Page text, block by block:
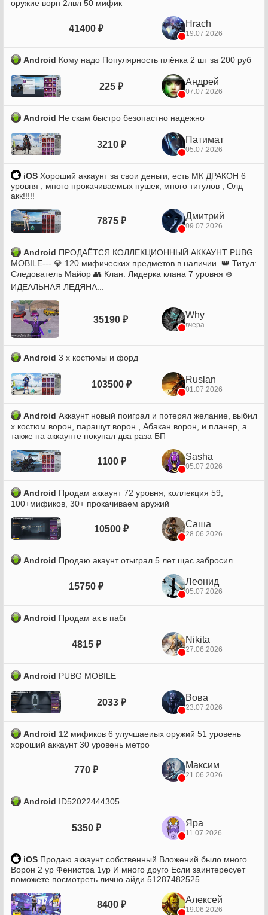
оружие ворн 2лвл 50 мифик
41400 ₽ Hrach
19.07.2026
Android Кому надо Популярность плёнка 2 шт за 200 руб
225 ₽ Андрей
07.07.2026
Android Не скам быстро безопастно надежно
3210 ₽ Патимат
05.07.2026
iOS Хороший аккаунт за свои деньги, есть МК ДРАКОН 6
уровня , много прокачиваемых пушек, много титулов , Олд
акк!!!!!
7875 ₽ Дмитрий
09.07.2026
Android ПРОДАЁТСЯ КОЛЛЕКЦИОННЫЙ АККАУНТ PUBG
MOBILE--- 💎 120 мифических предметов в наличии. 👑 Титул:
Следователь Майор 👥 Клан: Лидерка клана 7 уровня ❄️
ИДЕАЛЬНАЯ ЛЕДЯНА...
35190 ₽ Why
вчера
Android 3 х костюмы и форд
103500 ₽ Ruslan
01.07.2026
Android Аккаунт новый поиграл и потерял желание, выбил
х костюм ворон, парашут ворон , Абакан ворон, и планер, а
также на аккаунте покупал два раза БП
1100 ₽ Sasha
05.07.2026
Android Продам аккаунт 72 уровня, коллекция 59,
100+мификов, 30+ прокачиваем аружий
10500 ₽ Саша
28.06.2026
Android Продаю акаунт отыграл 5 лет щас забросил
15750 ₽ Леонид
05.07.2026
Android Продам ак в пабг
4815 ₽ Nikita
27.06.2026
Android PUBG MOBILE
2033 ₽ Вова
23.07.2026
Android 12 мификов 6 улучшаеиых оружий 51 уровень
хороший аккаунт 30 уровень метро
770 ₽ Максим
21.06.2026
Android ID52022444305
5350 ₽ Яра
11.07.2026
iOS Продаю аккаунт собственный Вложений было много
Ворон 2 ур Фенистра 1ур И много друго Если заинтересует
поможете посмотреть лично айди 51287482525
8400 ₽ Алексей
19.06.2026